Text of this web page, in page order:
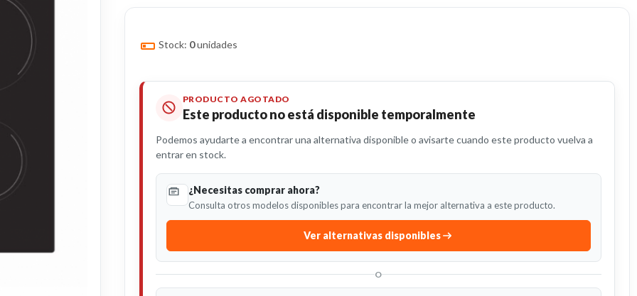
Stock: 0unidades
PRODUCTO AGOTADO
Este producto no está disponible temporalmente
Podemos ayudarte a encontrar una alternativa disponible o avisarte cuando este producto vuelva a
entrar en stock.
¿Necesitas comprar ahora?
Consulta otros modelos disponibles para encontrar la mejor alternativa a este producto.
Ver alternativas disponibles
O